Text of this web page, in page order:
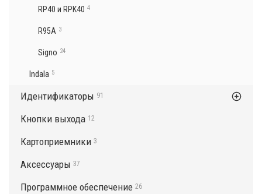
RP40 и RPK40 4
R95A 3
Signo 24
Indala 5
Идентификаторы 91
Кнопки выхода 12
Картоприемники 3
Аксессуары 37
Программное обеспечение 26